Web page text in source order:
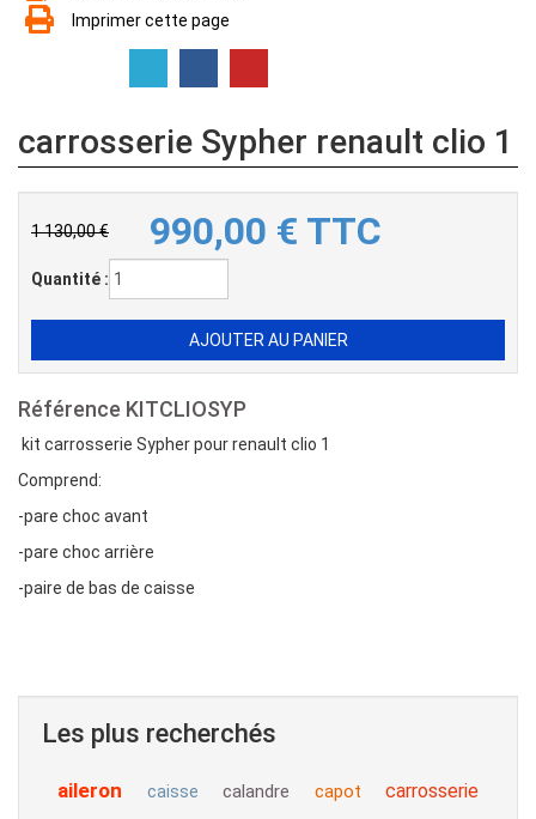
Imprimer cette page
carrosserie Sypher renault clio 1
1 130,00 € 990,00 € TTC
Quantité :
Référence KITCLIOSYP
kit carrosserie Sypher pour renault clio 1
Comprend:
-pare choc avant
-pare choc arrière
-paire de bas de caisse
Les plus recherchés
aileron caisse calandre capot carrosserie